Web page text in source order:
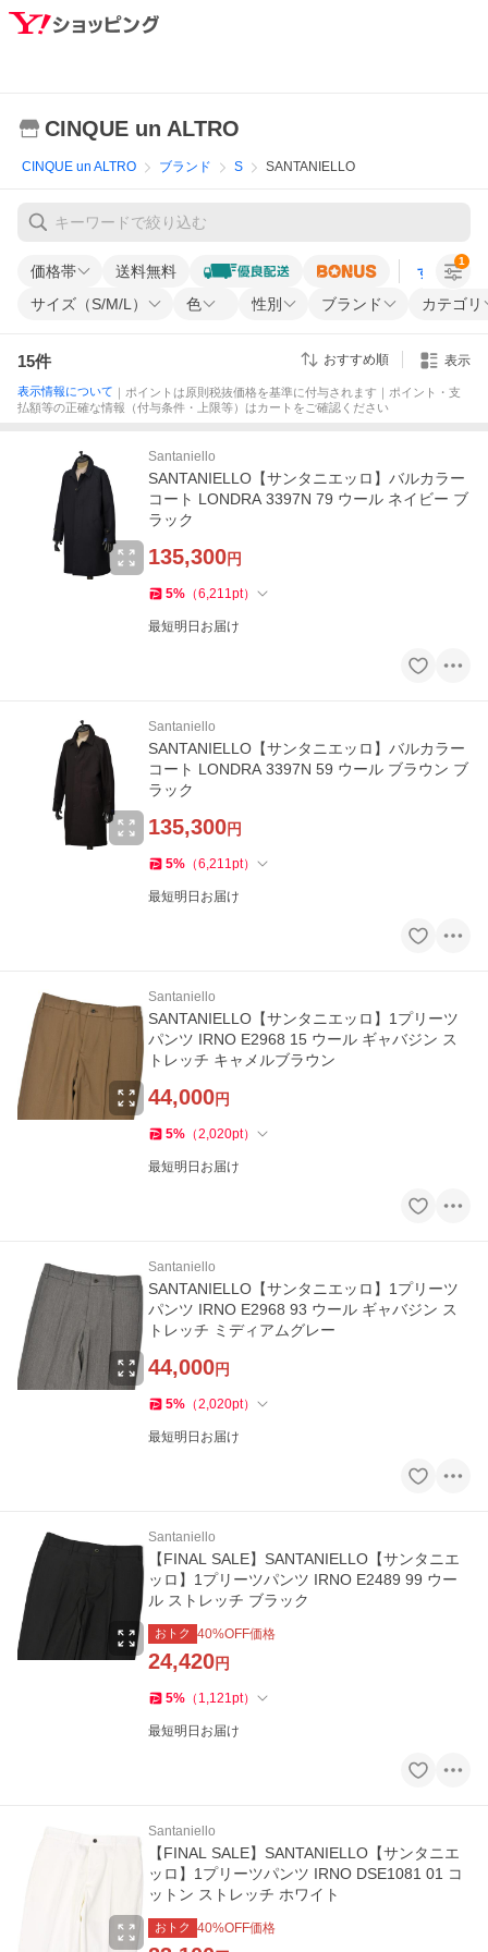
CINQUE un ALTRO
CINQUE un ALTRO ブランド S SANTANIELLO
価格帯 送料無料 すべての条
サイズ（S/M/L） 色 性別 ブランド カテゴリ
1
15件 おすすめ順 表示
表示情報について ｜ポイントは原則税抜価格を基準に付与されます｜ポイント・支
払額等の正確な情報（付与条件・上限等）はカートをご確認ください
Santaniello
SANTANIELLO【サンタニエッロ】バルカラー
コート LONDRA 3397N 79 ウール ネイビー ブ
ラック
135,300円
5% （6,211pt）
最短明日お届け
Santaniello
SANTANIELLO【サンタニエッロ】バルカラー
コート LONDRA 3397N 59 ウール ブラウン ブ
ラック
135,300円
5% （6,211pt）
最短明日お届け
Santaniello
SANTANIELLO【サンタニエッロ】1プリーツ
パンツ IRNO E2968 15 ウール ギャバジン ス
トレッチ キャメルブラウン
44,000円
5% （2,020pt）
最短明日お届け
Santaniello
SANTANIELLO【サンタニエッロ】1プリーツ
パンツ IRNO E2968 93 ウール ギャバジン ス
トレッチ ミディアムグレー
44,000円
5% （2,020pt）
最短明日お届け
Santaniello
【FINAL SALE】SANTANIELLO【サンタニエ
ッロ】1プリーツパンツ IRNO E2489 99 ウー
ル ストレッチ ブラック
おトク 40%OFF価格
24,420円
5% （ 1,121pt）
最短明日お届け
Santaniello
【FINAL SALE】SANTANIELLO【サンタニエ
ッロ】1プリーツパンツ IRNO DSE1081 01 コ
ットン ストレッチ ホワイト
おトク 40%OFF価格